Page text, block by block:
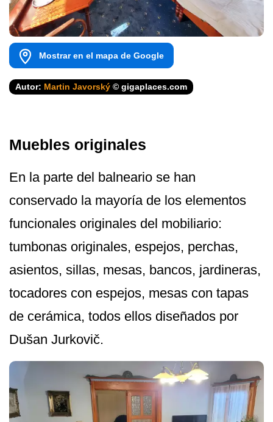
Mostrar en el mapa de Google
Autor: Martin Javorský © gigaplaces.com
Muebles originales
En la parte del balneario se han
conservado la mayoría de los elementos
funcionales originales del mobiliario:
tumbonas originales, espejos, perchas,
asientos, sillas, mesas, bancos, jardineras,
tocadores con espejos, mesas con tapas
de cerámica, todos ellos diseñados por
Dušan Jurkovič.